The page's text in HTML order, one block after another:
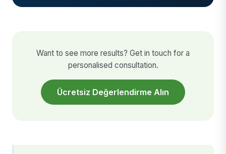
Want to see more results? Get in touch for a
personalised consultation.
Ücretsiz Değerlendirme Alın